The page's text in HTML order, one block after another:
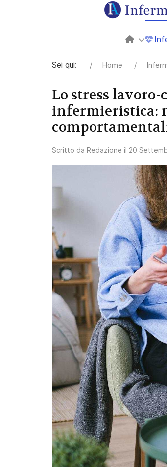
Sei qui: Home
Lo stress
infermieristica:
Scritto da Redazione il 20